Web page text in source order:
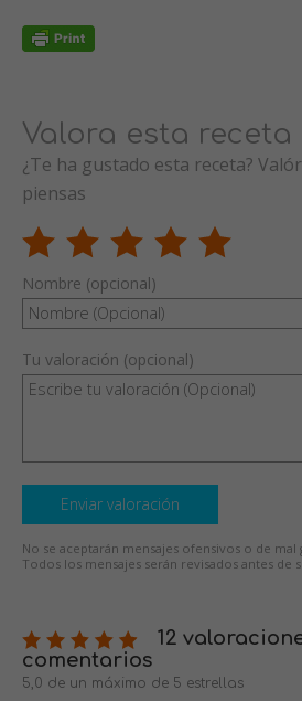
Valora esta receta
¿Te ha gustado esta receta?
piensas
Nombre (opcional)
Tu valoración (opcional)
Enviar valoración
No se aceptarán mensajes ofensivos o de mal
Todos los mensajes serán revisados antes de
12
comentarios
5,0 de un máximo de 5 estrellas